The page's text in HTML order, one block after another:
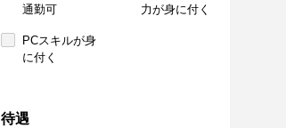
通勤可
力が身に付く
PCスキルが身
に付く
待遇